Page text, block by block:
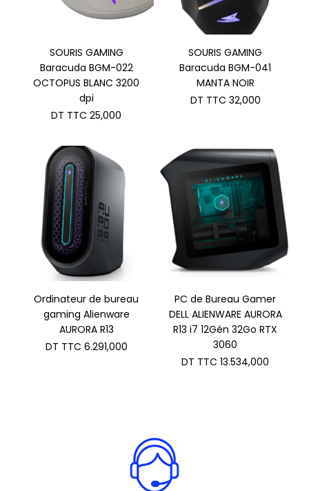
SOURIS GAMING
Baracuda BGM-022
OCTOPUS BLANC 3200
dpi
DT TTC 25,000
SOURIS GAMING
Baracuda BGM-041
MANTA NOIR
DT TTC 32,000
Ordinateur de bureau
gaming Alienware
AURORA R13
DT TTC 6.291,000
PC de Bureau Gamer
DELL ALIENWARE AURORA
R13 i7 12Gén 32Go RTX
3060
DT TTC 13.534,000